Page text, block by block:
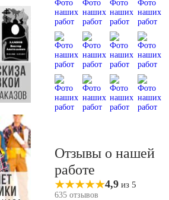
Отзывы о нашей
работе
4,9 из 5
635 отзывов